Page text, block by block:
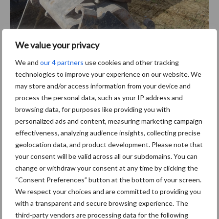
We value your privacy
We and our 4 partners use cookies and other tracking
technologies to improve your experience on our website. We
may store and/or access information from your device and
process the personal data, such as your IP address and
browsing data, for purposes like providing you with
personalized ads and content, measuring marketing campaign
effectiveness, analyzing audience insights, collecting precise
geolocation data, and product development. Please note that
your consent will be valid across all our subdomains. You can
change or withdraw your consent at any time by clicking the
“Consent Preferences” button at the bottom of your screen.
We respect your choices and are committed to providing you
with a transparent and secure browsing experience. The
third-party vendors are processing data for the following
Le tiltrotateur SMP augmente les possibilités d’utilisation de la
Cabine confortable
Par ailleurs, Clément Sculier apprécie le confort global en cabine :
“La cabine est grande et offre une bonne visibilité”. En ce qui
concerne les équipements, l’Hitachi dispose de tout le confort
moderne en cabine, comme la climatisation ou la radio. Le
système de caméras Aerial Angle équipe notamment la pelle sur
chenilles et offre une vue d’ensemble à 270 degrés. “Elles sont
très pratiques par rapport à ce qui se fait chez la concurrence.
Elles permettent d’améliorer la sécurité et offrent une très
bonne vision globale autour de la grue”.